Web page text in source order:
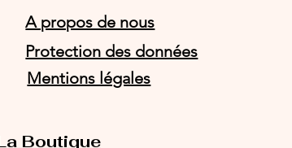
A propos de nous
Protection des données
Mentions légales
Boutique